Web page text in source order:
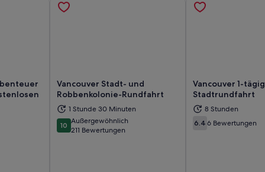
in einem neuen Tab geöffnet
Vancouver Stadt- und
Robbenkolonie-Rundfahrt
1 Stunde 30 Minuten
1010 von 10
Außergewöhnlich
211 Bewertungen
Wird in einem neuen Tab
Vancouver 1-
Stadtrundfahrt
8 Stunden
6.46.4 von 10
6 Bewertungen